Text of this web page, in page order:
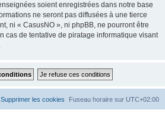
soient enregistrées dans notre base
ne seront pas diffusées à une tierce
ni « CasusNO », ni phpBB, ne pourront être
cas de tentative de piratage informatique visant
Fuseau horaire sur UTC+02:00
Supprimer les cookies